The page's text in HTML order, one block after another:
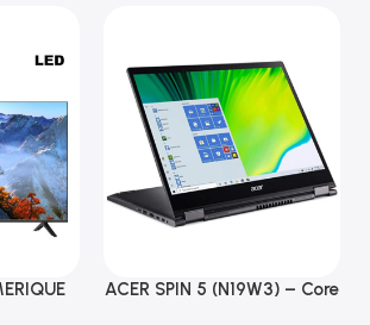
Ajouter Au Panier
ACER SPIN 5 (N19W3) – Core